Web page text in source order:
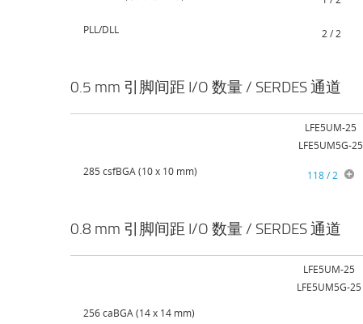
PLL/DLL 2 / 2
0.5 mm 引脚间距 I/O 数量 / SERDES 通道
LFE5UM-25
LFE5UM5G-25
285 csfBGA (10 x 10 mm) 118 / 2
0.8 mm 引脚间距 I/O 数量 / SERDES 通道
LFE5UM-25
LFE5UM5G-25
256 caBGA (14 x 14 mm)